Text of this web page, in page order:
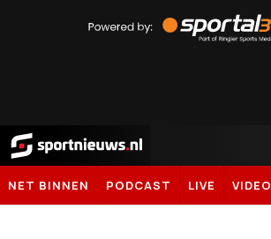
by
Sportal365
Sportnieuws.nl
NET BINNEN PODCAST LIVE VIDEO